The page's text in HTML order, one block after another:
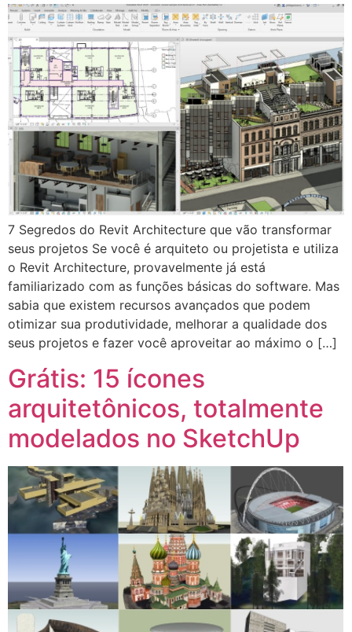
7 Segredos do Revit Architecture que vão transformar
seus projetos Se você é arquiteto ou projetista e utiliza
o Revit Architecture, provavelmente já está
familiarizado com as funções básicas do software. Mas
sabia que existem recursos avançados que podem
otimizar sua produtividade, melhorar a qualidade dos
seus projetos e fazer você aproveitar ao máximo o […]
Grátis: 15 ícones
arquitetônicos, totalmente
modelados no SketchUp